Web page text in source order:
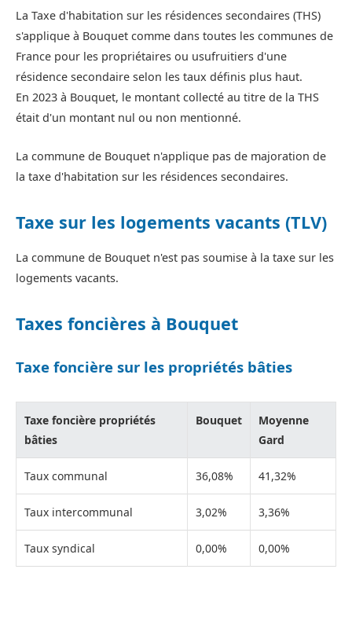
La Taxe d'habitation sur les résidences secondaires (THS)
s'applique à Bouquet comme dans toutes les communes de
France pour les propriétaires ou usufruitiers d'une
résidence secondaire selon les taux définis plus haut.
En 2023 à Bouquet, le montant collecté au titre de la THS
était d'un montant nul ou non mentionné.
La commune de Bouquet n'applique pas de majoration de
la taxe d'habitation sur les résidences secondaires.
Taxe sur les logements vacants (TLV)
La commune de Bouquet n'est pas soumise à la taxe sur les
logements vacants.
Taxes foncières à Bouquet
Taxe foncière sur les propriétés bâties
Taxe foncière propriétés
bâties
Bouquet
Moyenne
Gard
Taux communal 36,08% 41,32%
Taux intercommunal 3,02% 3,36%
Taux syndical 0,00% 0,00%